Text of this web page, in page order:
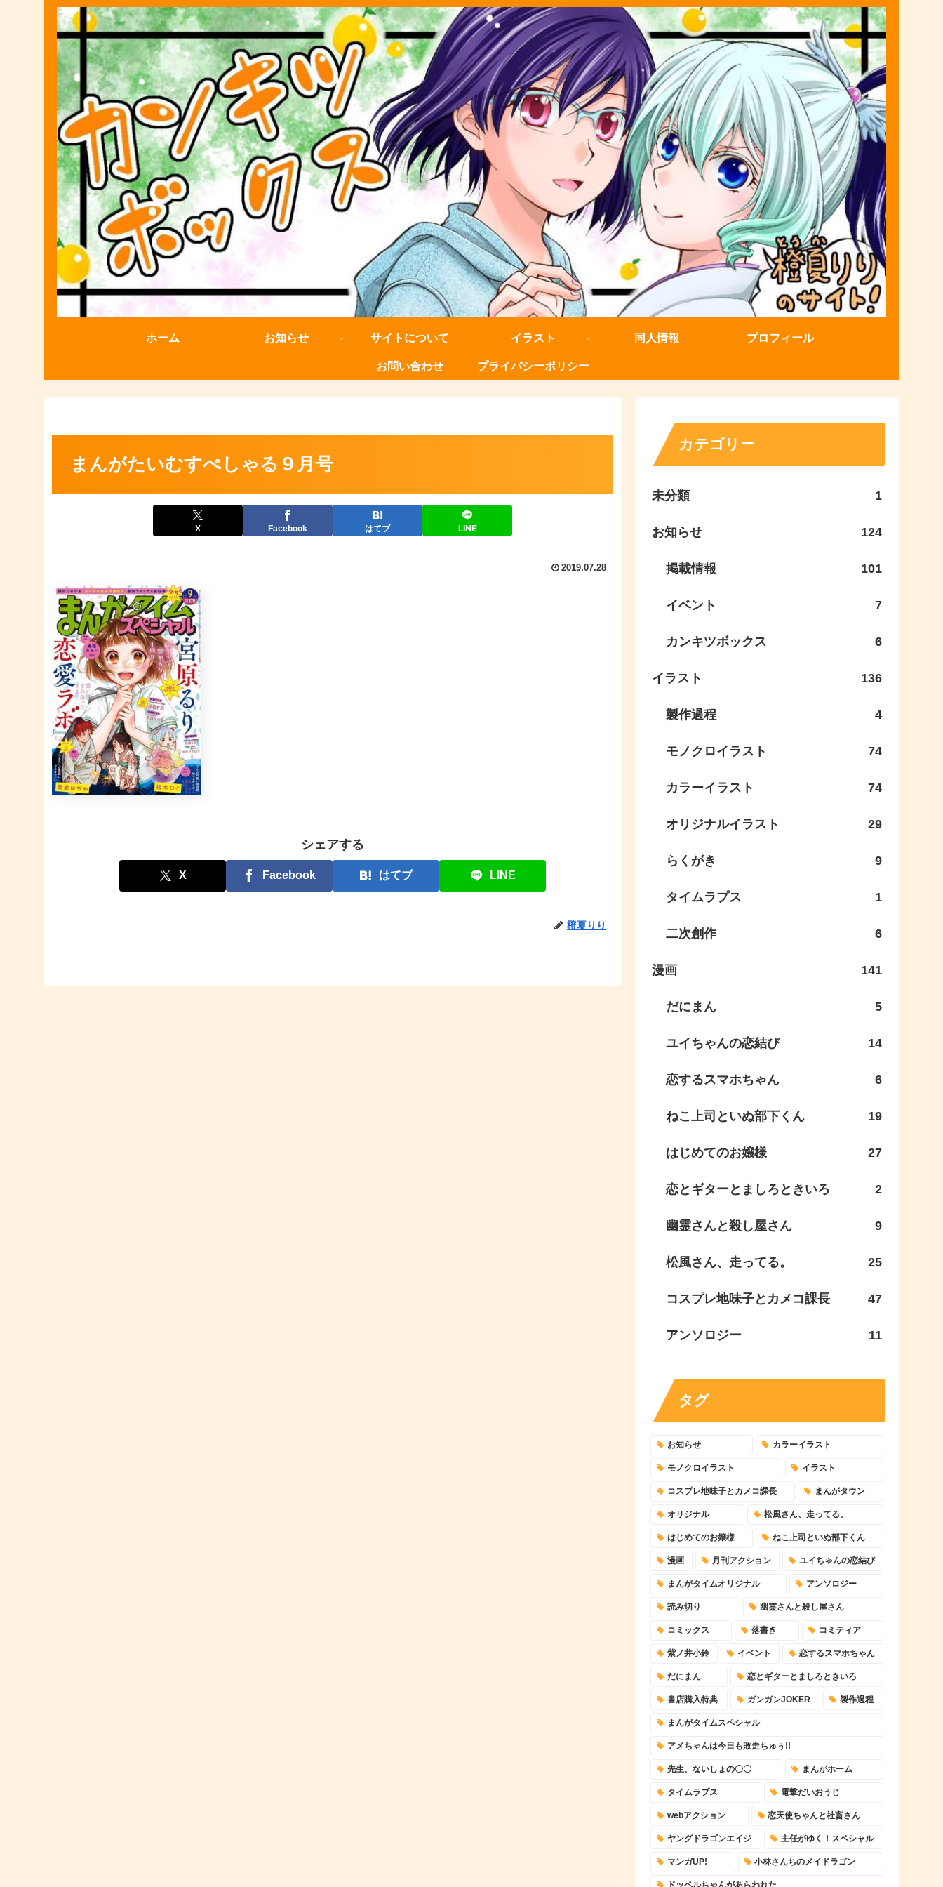
ホーム お知らせ サイトについて イラスト 同人情報 プロフィール
お問い合わせ プライバシーポリシー
まんがたいむすぺしゃる９月号
X Facebook はてブ LINE
2019.07.28
シェアする
X Facebook はてブ LINE
橙夏りり
カテゴリー
未分類 1
お知らせ 124
掲載情報 101
イベント 7
カンキツボックス 6
イラスト 136
製作過程 4
モノクロイラスト 74
カラーイラスト 74
オリジナルイラスト 29
らくがき 9
タイムラプス 1
二次創作 6
漫画 141
だにまん 5
ユイちゃんの恋結び 14
恋するスマホちゃん 6
ねこ上司といぬ部下くん 19
はじめてのお嬢様 27
恋とギターとましろときいろ 2
幽霊さんと殺し屋さん 9
松風さん、走ってる。 25
コスプレ地味子とカメコ課長 47
アンソロジー 11
タグ
お知らせ カラーイラスト
モノクロイラスト イラスト
コスプレ地味子とカメコ課長 まんがタウン
オリジナル 松風さん、走ってる。
はじめてのお嬢様 ねこ上司といぬ部下くん
漫画 月刊アクション ユイちゃんの恋結び
まんがタイムオリジナル アンソロジー
読み切り 幽霊さんと殺し屋さん
コミックス 落書き コミティア
紫ノ井小鈴 イベント 恋するスマホちゃん
だにまん 恋とギターとましろときいろ
書店購入特典 ガンガンJOKER 製作過程
まんがタイムスペシャル
アメちゃんは今日も敗走ちゅぅ!!
先生、ないしょの〇〇 まんがホーム
タイムラプス 電撃だいおうじ
webアクション 恋天使ちゃんと社畜さん
ヤングドラゴンエイジ 主任がゆく！スペシャル
マンガUP! 小林さんちのメイドラゴン